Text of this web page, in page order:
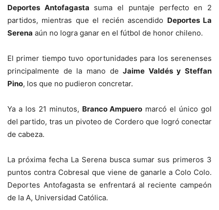
Deportes Antofagasta suma el puntaje perfecto en 2
partidos, mientras que el recién ascendido Deportes La
Serena aún no logra ganar en el fútbol de honor chileno.
El primer tiempo tuvo oportunidades para los serenenses
principalmente de la mano deJaime Valdés y Steffan
Pino, los que no pudieron concretar.
Ya a los 21 minutos, Branco Ampuero marcó el único gol
del partido, tras un pivoteo de Cordero que logró conectar
de cabeza.
La próxima fecha La Serena busca sumar sus primeros 3
puntos contra Cobresal que viene de ganarle a Colo Colo.
Deportes Antofagasta se enfrentará al reciente campeón
de la A, Universidad Católica.